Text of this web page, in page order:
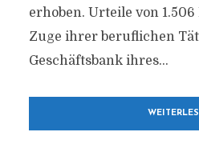
erhoben. Urteile von
Zuge ihrer beruflichen
Geschäftsbank ihres...